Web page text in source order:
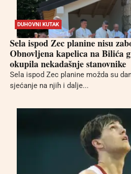
DUHOVNI KUTAK
Sela ispod Zec planine nisu
Obnovljena kapelica na Bilića
okupila nekadašnje stanovnike
Sela ispod Zec planine možda su
sjećanje na njih i dalje...